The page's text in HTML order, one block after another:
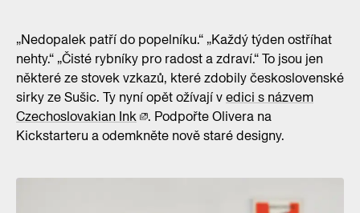
„Nedopalek patří do popelníku.“ „Každý týden ostříhat
nehty.“ „Čisté rybníky pro radost a zdraví.“ To jsou jen
některé ze stovek vzkazů, které zdobily československé
sirky ze Sušic. Ty nyní opět ožívají vedici s názvem
Czechoslovakian Ink
. Podpořte Olivera na
Kickstarteru a odemkněte nově staré designy.